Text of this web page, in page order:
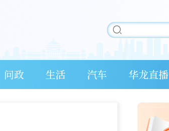
问政 生活 汽车 华龙直播